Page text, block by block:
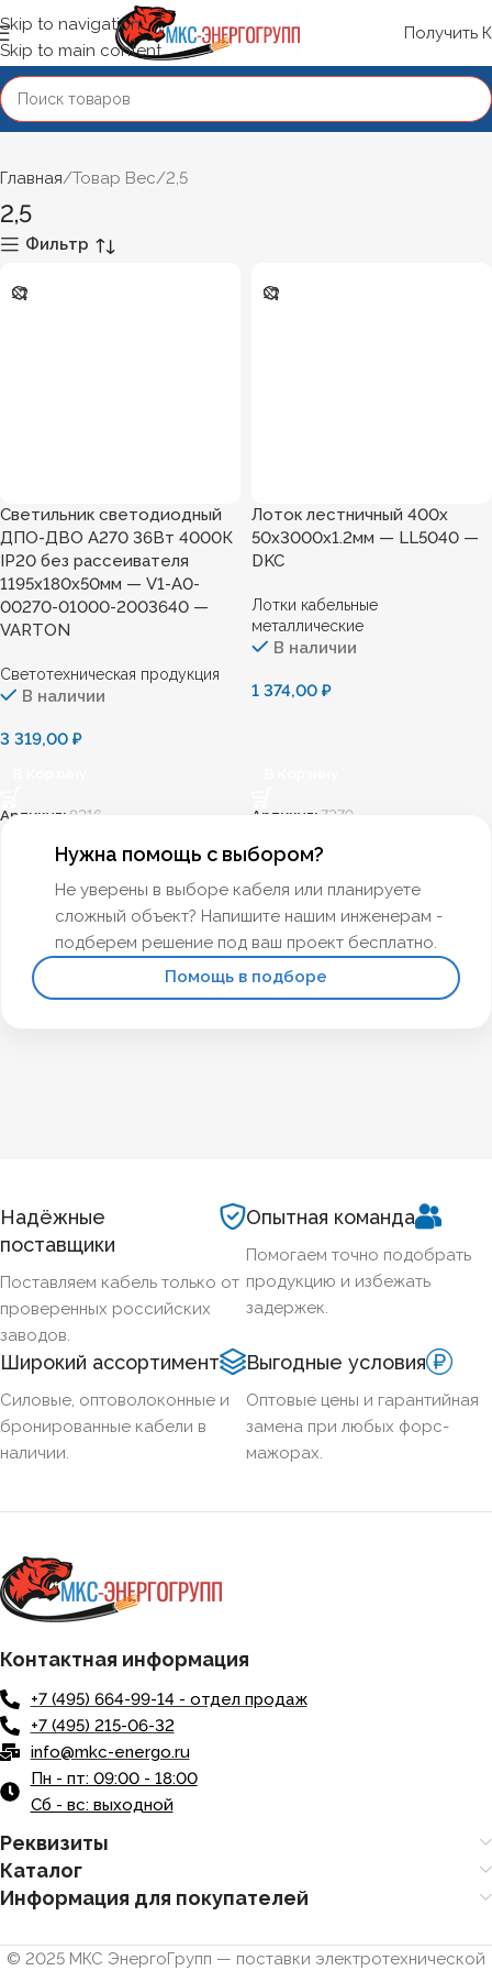
Skip to navigation
Skip to main content
Получить
Главная Товар Вес 2,5
2,5
Фильтр
Светильник светодиодный
ДПО-ДВО A270 36Вт 4000К
IP20 без рассеивателя
1195х180х50мм — V1-A0-
00270-01000-2003640 —
VARTON
Светотехническая продукция
В наличии
3 319,00 ₽
Артикул: 8216
Лоток лестничный 400х
50х3000х1.2мм — LL5040 —
DKC
Лотки кабельные
металлические
В наличии
1 374,00 ₽
Артикул:7379
Нужна помощь с выбором?
Не уверены в выборе кабеля или планируете
сложный объект? Напишите нашим инженерам -
подберем решение под ваш проект бесплатно.
Помощь в подборе
Надёжные
поставщики
Поставляем кабель только от
проверенных российских
заводов.
Опытная команда
Помогаем точно подобрать
продукцию и избежать
задержек.
Широкий ассортимент
Силовые, оптоволоконные и
бронированные кабели в
наличии.
Выгодные условия
Оптовые цены и гарантийная
замена при любых форс-
мажорах.
Контактная информация
+7 (495) 664-99-14 - отдел продаж
+7 (495) 215-06-32
info@mkc-energo.ru
Пн - пт: 09:00 - 18:00
Сб - вс: выходной
Реквизиты
Каталог
Информация для покупателей
© 2025 МКС ЭнергоГрупп — поставки электротехнической